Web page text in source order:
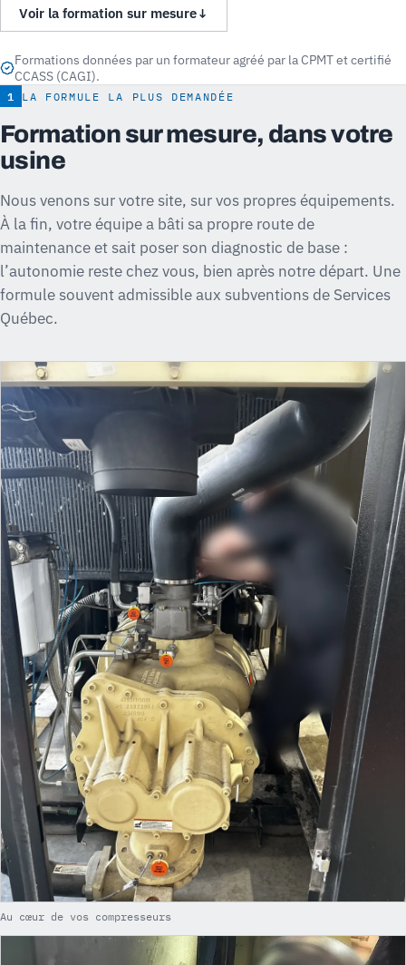
Voir la formation sur mesure↓
Formations données par un formateur agréé par la CPMT et certifié
CCASS (CAGI).
1 LA FORMULE LA PLUS DEMANDÉE
Formation sur mesure, dans votre
usine
Nous venons sur votre site, sur vos propres équipements.
À la fin, votre équipe a bâti sa propre route de
maintenance et sait poser son diagnostic de base :
l’autonomie reste chez vous, bien après notre départ. Une
formule souvent admissible aux subventions de Services
Québec.
Au cœur de vos compresseurs